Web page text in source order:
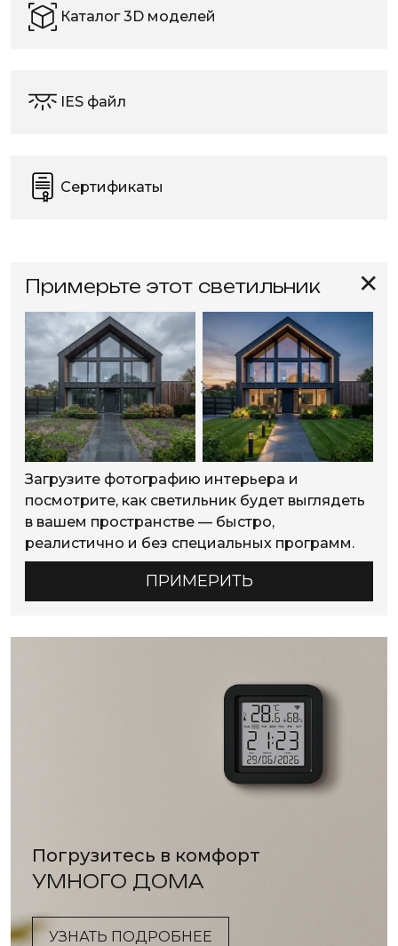
Каталог 3D моделей
IES файл
Сертификаты
✕
Примерьте этот светильник
Загрузите фотографию интерьера и
посмотрите, как светильник будет выглядеть
в вашем пространстве — быстро,
реалистично и без специальных программ.
ПРИМЕРИТЬ
Погрузитесь в комфорт
УМНОГО ДОМА
УЗНАТЬ ПОДРОБНЕЕ